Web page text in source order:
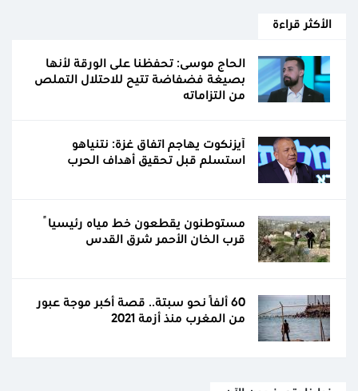
الأكثر قراءة
الحاج موسى: تحفظنا على الورقة لأنها
بصيغة فضفاضة تتيح للاحتلال التملص
من التزاماته
آيزنكوت يهاجم اتفاق غزة: نتنياهو
استسلم قبل تحقيق أهداف الحرب
مستوطنون يقطعون خط مياه رئيسياً
قرب الخان الأحمر شرق القدس
60 ألفًا نحو سبتة.. قصة أكبر موجة عبور
من المغرب منذ أزمة 2021